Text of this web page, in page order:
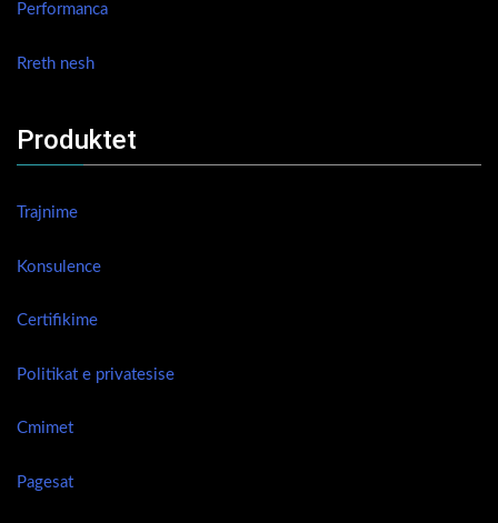
Performanca
Rreth nesh
Produktet
Trajnime
Konsulence
Certifikime
Politikat e privatesise
Cmimet
Pagesat